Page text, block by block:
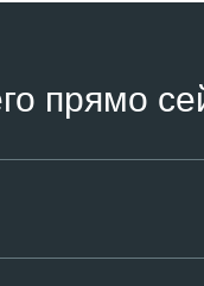
прямо